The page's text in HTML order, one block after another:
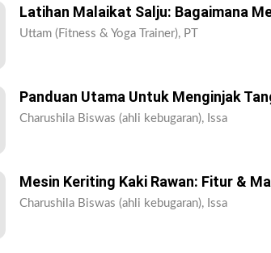
Latihan Malaikat Salju: Bagaimana
Uttam (Fitness & Yoga Trainer), PT
Panduan Utama Untuk Menginjak
Charushila Biswas (ahli kebugaran), Issa
Mesin Keriting Kaki Rawan: Fitur &
Charushila Biswas (ahli kebugaran), Issa